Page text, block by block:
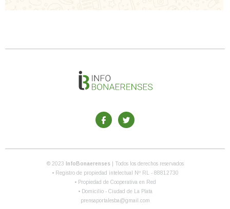
© 2023 InfoBonaerenses
| Todos los derechos reservados
• Registro de propiedad intelectual Nº RL - 88812730
• Propiedad de Cooperativa en Red
• Domicilio - Ciudad de La Plata
prensaportalesba@gmail.com